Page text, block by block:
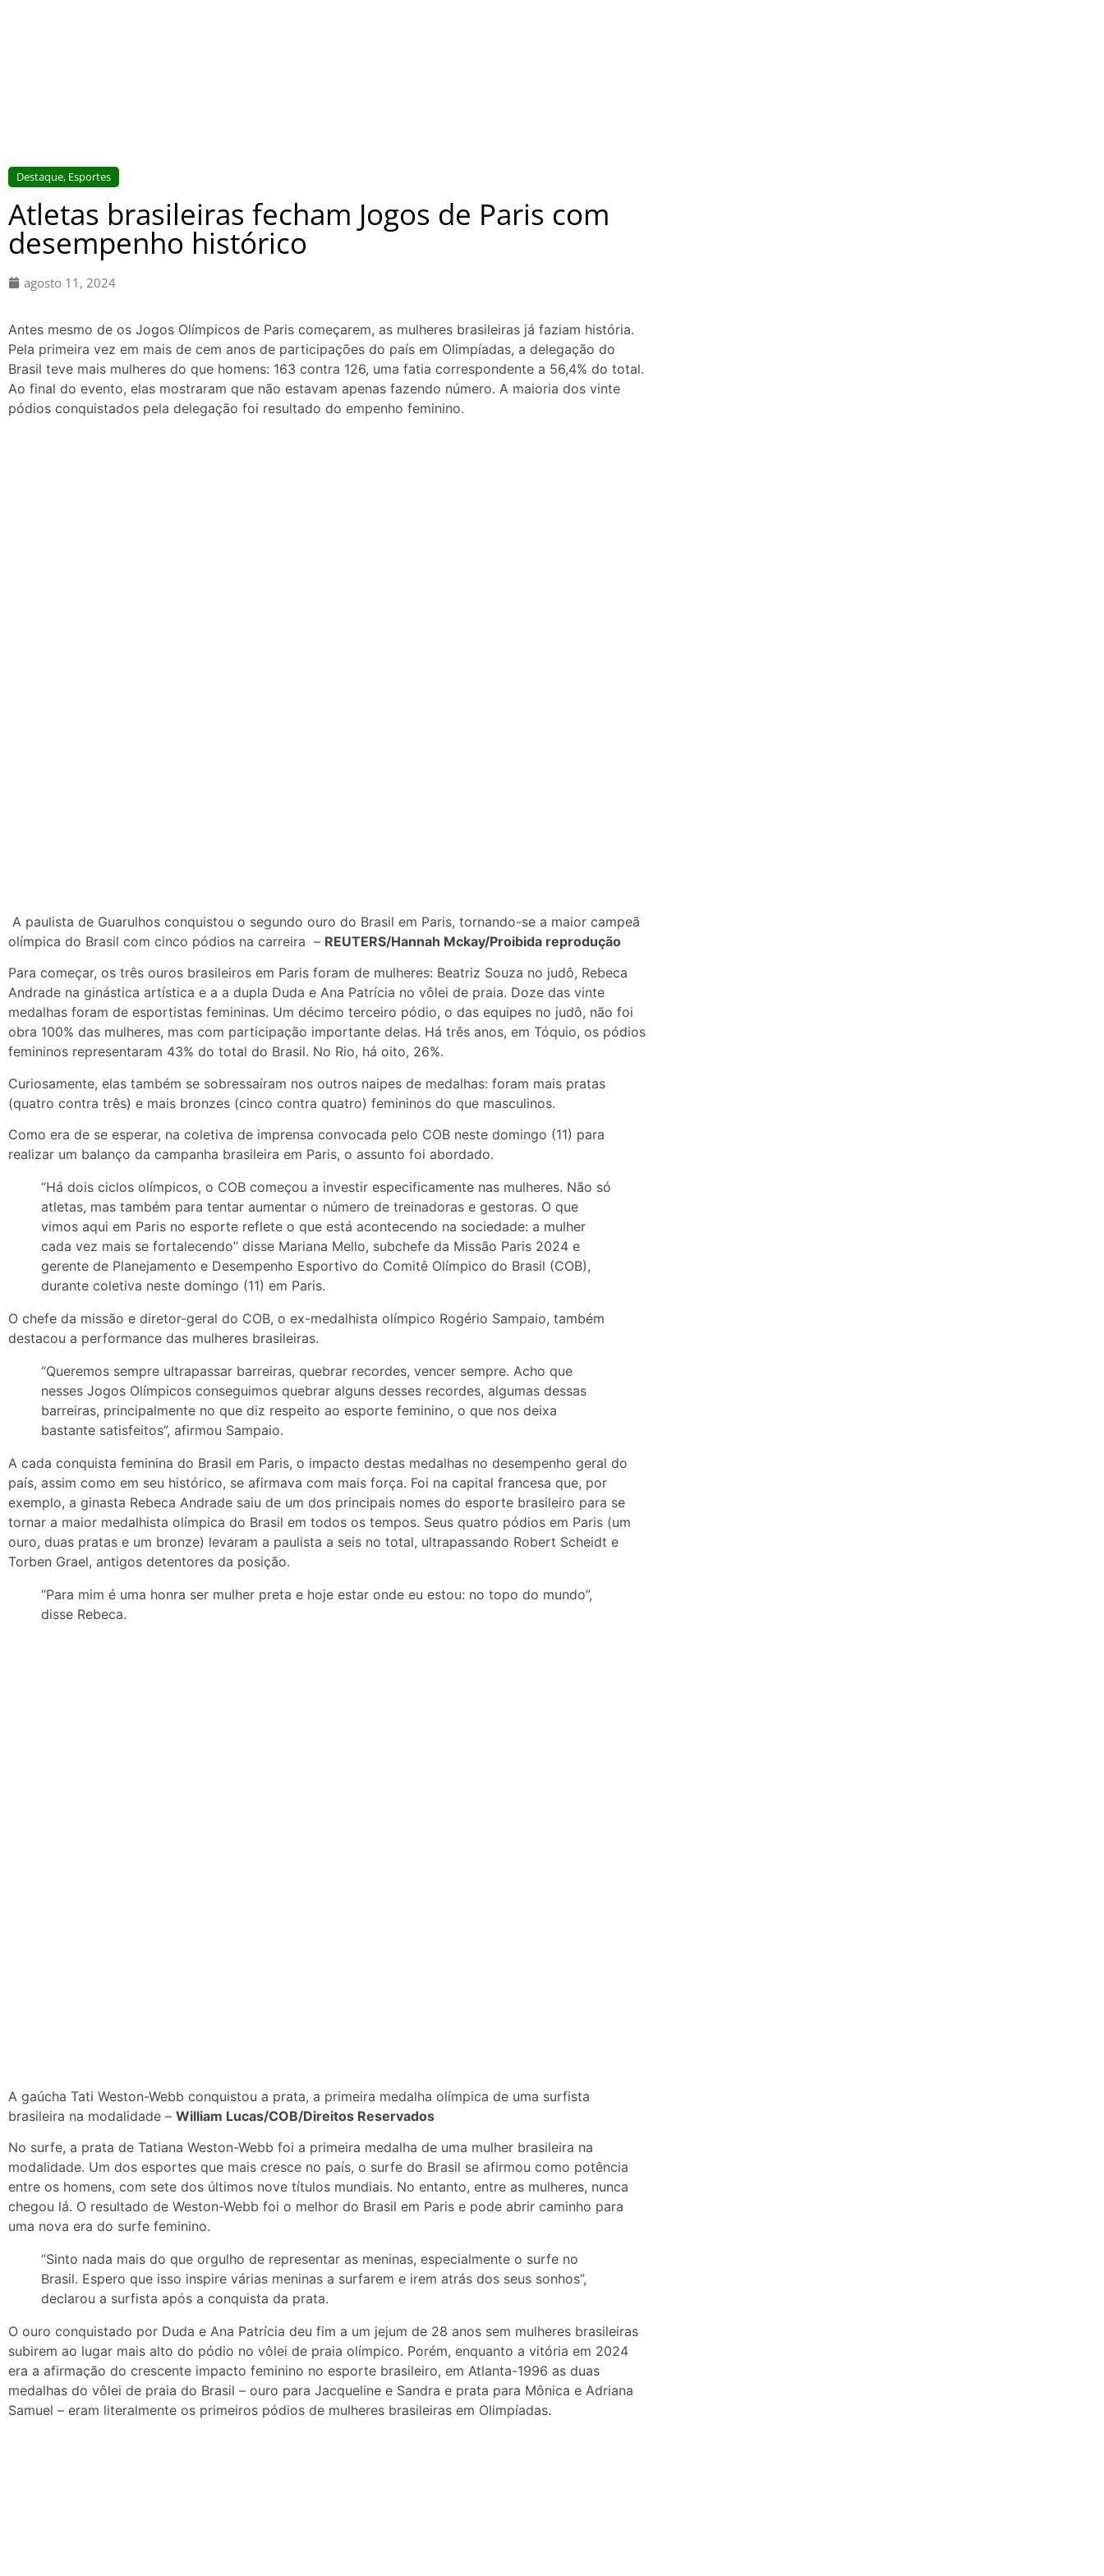
Destaque, Esportes
Atletas brasileiras fecham Jogos de Paris com
desempenho histórico
agosto 11, 2024
Antes mesmo de os Jogos Olímpicos de Paris começarem, as mulheres brasileiras já faziam história.
Pela primeira vez em mais de cem anos de participações do país em Olimpíadas, a delegação do
Brasil teve mais mulheres do que homens: 163 contra 126, uma fatia correspondente a 56,4% do total.
Ao final do evento, elas mostraram que não estavam apenas fazendo número. A maioria dos vinte
pódios conquistados pela delegação foi resultado do empenho feminino.
A paulista de Guarulhos conquistou o segundo ouro do Brasil em Paris, tornando-se a maior campeã
olímpica do Brasil com cinco pódios na carreira – REUTERS/Hannah Mckay/Proibida reprodução
Para começar, os três ouros brasileiros em Paris foram de mulheres: Beatriz Souza no judô, Rebeca
Andrade na ginástica artística e a a dupla Duda e Ana Patrícia no vôlei de praia. Doze das vinte
medalhas foram de esportistas femininas. Um décimo terceiro pódio, o das equipes no judô, não foi
obra 100% das mulheres, mas com participação importante delas. Há três anos, em Tóquio, os pódios
femininos representaram 43% do total do Brasil. No Rio, há oito, 26%.
Curiosamente, elas também se sobressaíram nos outros naipes de medalhas: foram mais pratas
(quatro contra três) e mais bronzes (cinco contra quatro) femininos do que masculinos.
Como era de se esperar, na coletiva de imprensa convocada pelo COB neste domingo (11) para
realizar um balanço da campanha brasileira em Paris, o assunto foi abordado.
“Há dois ciclos olímpicos, o COB começou a investir especificamente nas mulheres. Não só
atletas, mas também para tentar aumentar o número de treinadoras e gestoras. O que
vimos aqui em Paris no esporte reflete o que está acontecendo na sociedade: a mulher
cada vez mais se fortalecendo” disse Mariana Mello, subchefe da Missão Paris 2024 e
gerente de Planejamento e Desempenho Esportivo do Comitê Olímpico do Brasil (COB),
durante coletiva neste domingo (11) em Paris.
O chefe da missão e diretor-geral do COB, o ex-medalhista olímpico Rogério Sampaio, também
destacou a performance das mulheres brasileiras.
“Queremos sempre ultrapassar barreiras, quebrar recordes, vencer sempre. Acho que
nesses Jogos Olímpicos conseguimos quebrar alguns desses recordes, algumas dessas
barreiras, principalmente no que diz respeito ao esporte feminino, o que nos deixa
bastante satisfeitos”, afirmou Sampaio.
A cada conquista feminina do Brasil em Paris, o impacto destas medalhas no desempenho geral do
país, assim como em seu histórico, se afirmava com mais força. Foi na capital francesa que, por
exemplo, a ginasta Rebeca Andrade saiu de um dos principais nomes do esporte brasileiro para se
tornar a maior medalhista olímpica do Brasil em todos os tempos. Seus quatro pódios em Paris (um
ouro, duas pratas e um bronze) levaram a paulista a seis no total, ultrapassando Robert Scheidt e
Torben Grael, antigos detentores da posição.
“Para mim é uma honra ser mulher preta e hoje estar onde eu estou: no topo do mundo”,
disse Rebeca.
A gaúcha Tati Weston-Webb conquistou a prata, a primeira medalha olímpica de uma surfista
brasileira na modalidade – William Lucas/COB/Direitos Reservados
No surfe, a prata de Tatiana Weston-Webb foi a primeira medalha de uma mulher brasileira na
modalidade. Um dos esportes que mais cresce no país, o surfe do Brasil se afirmou como potência
entre os homens, com sete dos últimos nove títulos mundiais. No entanto, entre as mulheres, nunca
chegou lá. O resultado de Weston-Webb foi o melhor do Brasil em Paris e pode abrir caminho para
uma nova era do surfe feminino.
“Sinto nada mais do que orgulho de representar as meninas, especialmente o surfe no
Brasil. Espero que isso inspire várias meninas a surfarem e irem atrás dos seus sonhos”,
declarou a surfista após a conquista da prata.
O ouro conquistado por Duda e Ana Patrícia deu fim a um jejum de 28 anos sem mulheres brasileiras
subirem ao lugar mais alto do pódio no vôlei de praia olímpico. Porém, enquanto a vitória em 2024
era a afirmação do crescente impacto feminino no esporte brasileiro, em Atlanta-1996 as duas
medalhas do vôlei de praia do Brasil – ouro para Jacqueline e Sandra e prata para Mônica e Adriana
Samuel – eram literalmente os primeiros pódios de mulheres brasileiras em Olimpíadas.